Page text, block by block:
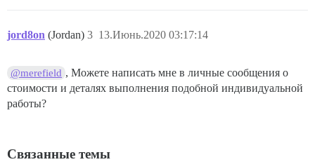
jord8on (Jordan) 13.Июнь.2020 03:17:14
3
@merefield , Можете написать мне в личные сообщения о
стоимости и деталях выполнения подобной индивидуальной
работы?
Связанные темы